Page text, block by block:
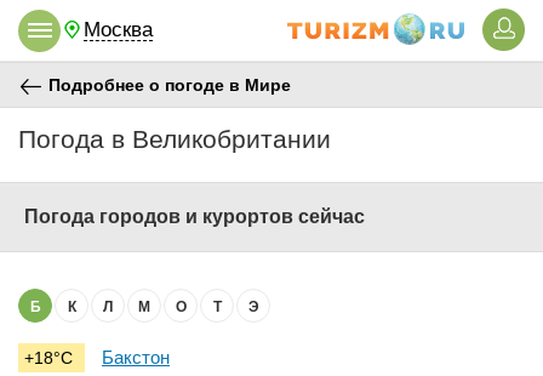
Москва
Подробнее о погоде в Мире
Погода в Великобритании
Погода городов и курортов сейчас
Б К Л М О Т Э
+18°C Бакстон